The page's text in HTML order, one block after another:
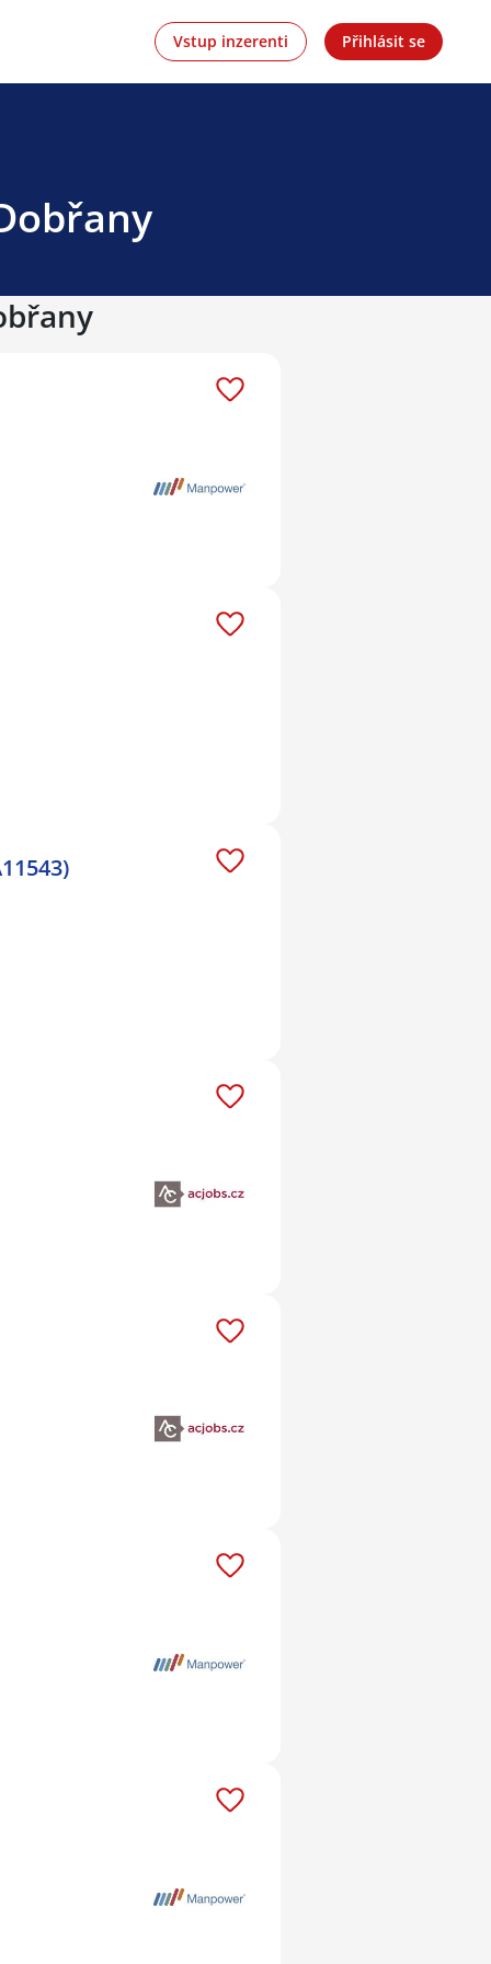
Vstup inzerenti Přihlásit se